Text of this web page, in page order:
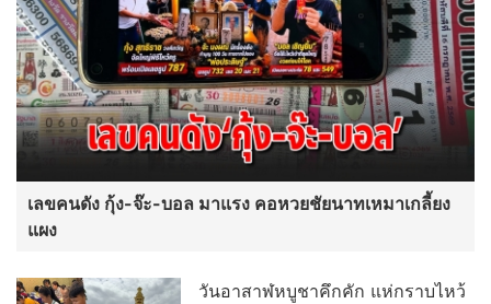
เลขคนดัง กุ้ง-จ๊ะ-บอล มาแรง คอหวยชัยนาทเหมาเกลี้ยง
แผง
วันอาสาฬหบูชาคึกคัก แห่กราบไหว้